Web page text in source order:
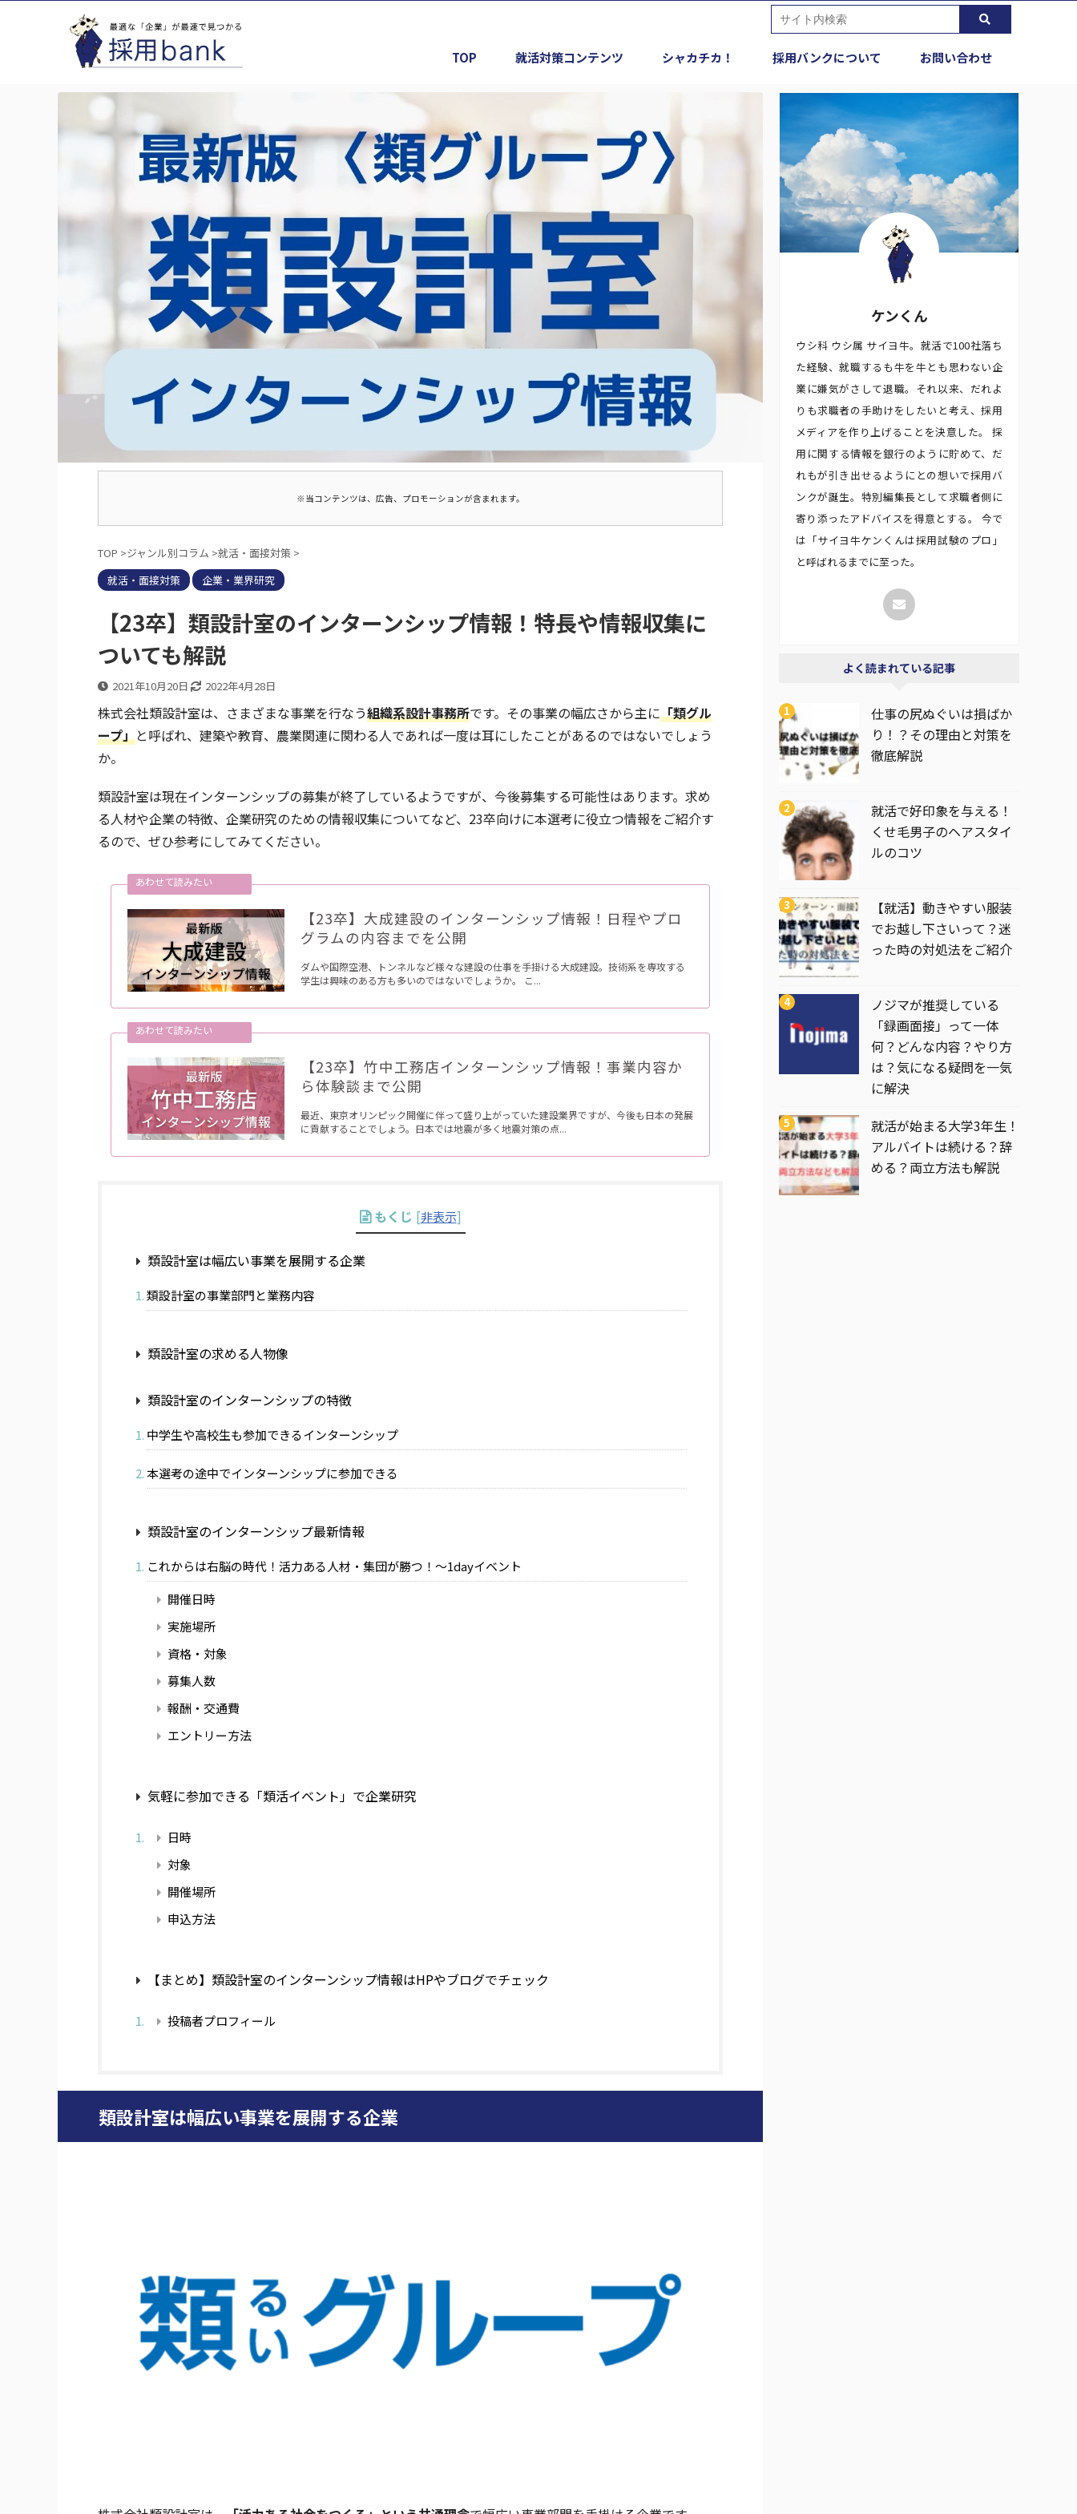
TOP 就活対策コンテンツ シャカチカ！ 採用バンクについて お問い合わせ
※当コンテンツは、広告、プロモーションが含まれます。
TOP >ジャンル別コラム >就活・面接対策 >
就活・面接対策
企業・業界研究
【23卒】類設計室のインターンシップ情報！特長や情報収集に
ついても解説
2021年10月20日 2022年4月28日
株式会社類設計室は、さまざまな事業を行なう組織系設計事務所です。その事業の幅広さから主に「類グル
ープ」と呼ばれ、建築や教育、農業関連に関わる人であれば一度は耳にしたことがあるのではないでしょう
か。
類設計室は現在インターンシップの募集が終了しているようですが、今後募集する可能性はあります。求め
る人材や企業の特徴、企業研究のための情報収集についてなど、23卒向けに本選考に役立つ情報をご紹介す
るので、ぜひ参考にしてみてください。
【23卒】大成建設のインターンシップ情報！日程やプロ
グラムの内容までを公開
ダムや国際空港、トンネルなど様々な建設の仕事を手掛ける大成建設。技術系を専攻する
学生は興味のある方も多いのではないでしょうか。 こ...
【23卒】竹中工務店インターンシップ情報！事業内容か
ら体験談まで公開
最近、東京オリンピック開催に伴って盛り上がっていた建設業界ですが、今後も日本の発展
に貢献することでしょう。日本では地震が多く地震対策の点...
もくじ [非表示]
類設計室は幅広い事業を展開する企業
類設計室の事業部門と業務内容
類設計室の求める人物像
類設計室のインターンシップの特徴
中学生や高校生も参加できるインターンシップ
本選考の途中でインターンシップに参加できる
類設計室のインターンシップ最新情報
これからは右脳の時代！活力ある人材・集団が勝つ！～1dayイベント
開催日時
実施場所
資格・対象
募集人数
報酬・交通費
エントリー方法
気軽に参加できる「類活イベント」で企業研究
日時
対象
開催場所
申込方法
【まとめ】類設計室のインターンシップ情報はHPやブログでチェック
投稿者プロフィール
類設計室は幅広い事業を展開する企業
ケンくん
ウシ科 ウシ属 サイヨ牛。就活で100社落ち
た経験、就職するも牛を牛とも思わない企
業に嫌気がさして退職。それ以来、だれよ
りも求職者の手助けをしたいと考え、採用
メディアを作り上げることを決意した。 採
用に関する情報を銀行のように貯めて、だ
れもが引き出せるようにとの想いで採用バ
ンクが誕生。特別編集長として求職者側に
寄り添ったアドバイスを得意とする。 今で
は「サイヨ牛ケンくんは採用試験のプロ」
と呼ばれるまでに至った。
よく読まれている記事
仕事の尻ぬぐいは損ばか
り！？その理由と対策を
徹底解説
就活で好印象を与える！
くせ毛男子のヘアスタイ
ルのコツ
【就活】動きやすい服装
でお越し下さいって？迷
った時の対処法をご紹介
ノジマが推奨している
「録画面接」って一体
何？どんな内容？やり方
は？気になる疑問を一気
に解決
就活が始まる大学3年生！
アルバイトは続ける？辞
める？両立方法も解説